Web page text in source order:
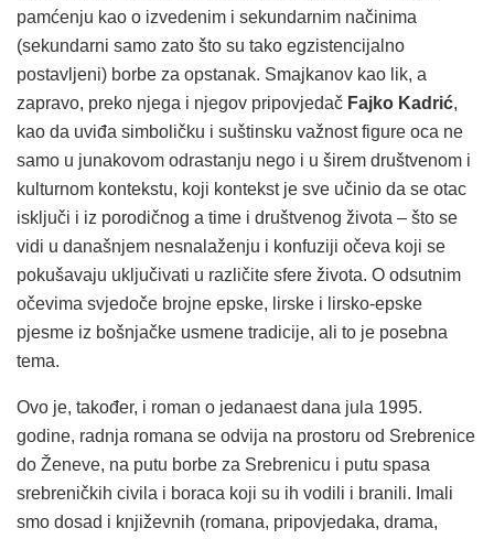
pamćenju kao o izvedenim i sekundarnim načinima
(sekundarni samo zato što su tako egzistencijalno
postavljeni) borbe za opstanak. Smajkanov kao lik, a
zapravo, preko njega i njegov pripovjedač Fajko Kadrić,
kao da uviđa simboličku i suštinsku važnost figure oca ne
samo u junakovom odrastanju nego i u širem društvenom i
kulturnom kontekstu, koji kontekst je sve učinio da se otac
isključi i iz porodičnog a time i društvenog života – što se
vidi u današnjem nesnalaženju i konfuziji očeva koji se
pokušavaju uključivati u različite sfere života. O odsutnim
očevima svjedoče brojne epske, lirske i lirsko-epske
pjesme iz bošnjačke usmene tradicije, ali to je posebna
tema.
Ovo je, također, i roman o jedanaest dana jula 1995.
godine, radnja romana se odvija na prostoru od Srebrenice
do Ženeve, na putu borbe za Srebrenicu i putu spasa
srebreničkih civila i boraca koji su ih vodili i branili. Imali
smo dosad i književnih (romana, pripovjedaka, drama,